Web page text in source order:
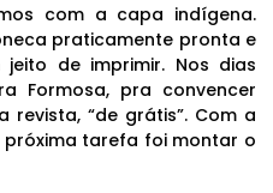
com a capa indígena.
praticamente pronta e
de imprimir. Nos dias
Formosa, pra convencer
revista, “de grátis”. Com a
próxima tarefa foi montar o